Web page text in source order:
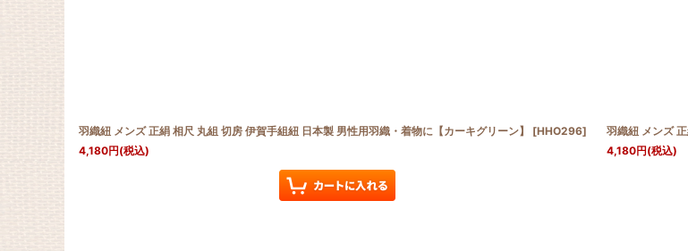
羽織紐 メンズ 正絹 相尺 丸組 切房 伊賀手組紐 日本製 男性用羽織・着物に【カーキグリーン】 [HHO296]
4,180円(税込)
羽織紐 メンズ
4,180円(税込)